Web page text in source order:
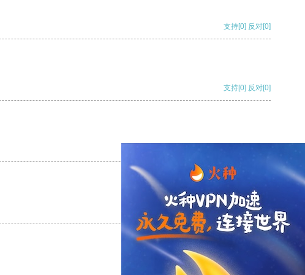
支持[0] 反对[0]
支持[0] 反对[0]
支持 [0] 反对 [0]
支持